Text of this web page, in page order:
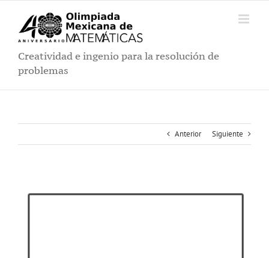
contenido
Creatividad e ingenio para la resolución de
problemas
Anterior Siguiente